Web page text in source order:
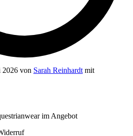
2026 von Sarah Reinhardt mit
im Angebot